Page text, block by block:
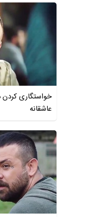
خواستگاری کردن
عاشقانه